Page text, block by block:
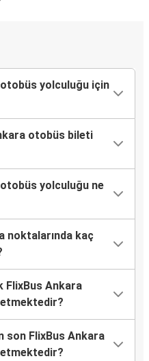
yolculuğu için
otobüs bileti
yolculuğu ne
noktalarında kaç
FlixBus Ankara
son FlixBus Ankara